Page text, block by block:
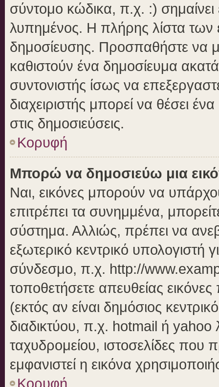
σύντομο κώδικα, π.χ. :)
λυπημένος. Η πλήρης λίστα των
δημοσίευσης. Προσπαθήστε να
καθιστούν ένα δημοσίευμα
συντονιστής ίσως να
διαχειριστής μπορεί να θέσει
στις δημοσιεύσεις.
Κορυφή
Μπορώ να δημοσιεύω μια
Ναι, εικόνες μπορούν να
επιτρέπει τα συνημμένα,
σύστημα. Αλλιώς, πρέπει να
εξωτερικό κεντρικό υπολογιστή
σύνδεσμο, π.χ. http://
τοποθετήσετε απευθείας
(εκτός αν είναι δημόσιος
διαδικτύου, π.χ. hotmail ή yahoo
ταχυδρομείου, ιστοσελίδες που
εμφανιστεί η εικόνα
Κορυφή